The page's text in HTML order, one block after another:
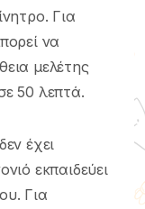
Για
να
μελέτης
50 λεπτά.
έχει
εκπαιδεύει
Για